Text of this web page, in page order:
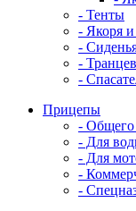
- Тенты
- Якоря и
-
-
-
Прицепы
- Общего
- Для
- Для
-
-